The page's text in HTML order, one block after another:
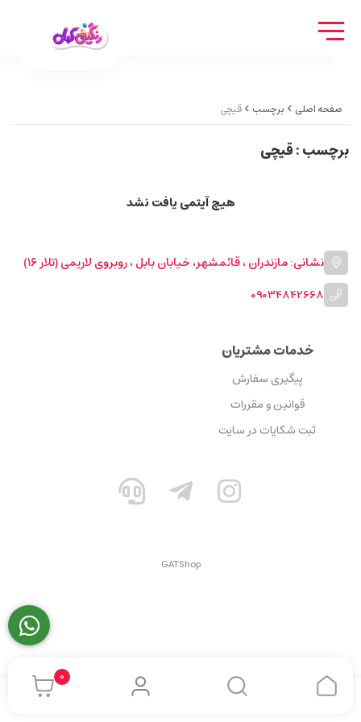
0
صفحه اصلی برچسب قیچی
برچسب: قیچی
هیچ آیتمی یافت نشد
نشانی: مازندران ، قائمشهر، خیابان بابل ، روبروی لاریمی (تلار ۱۶)
09034842668
خدمات مشتریان
پیگیری سفارش
قوانین و مقررات
ثبت شکایات در سایت
GATShop